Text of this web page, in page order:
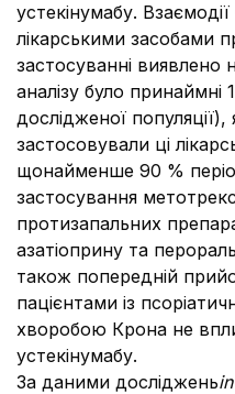
устекінумабу.
лікарськими засобами
застосуванні виявлено
аналізу було принаймні
дослідженої популяції),
застосовували ці
щонайменше 90 %
застосування
протизапальних
азатіоприну та
також попередній
пацієнтами із
хворобою Крона не
устекінумабу.
За даними дослідженьin